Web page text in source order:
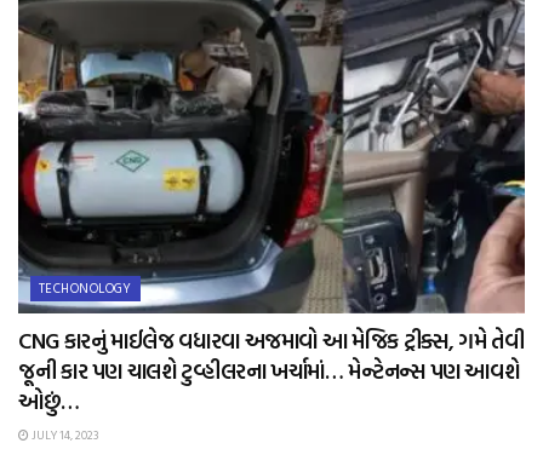
TECHONOLOGY
CNG કારનું માઈલેજ વધારવા અજમાવો આ મેજિક ટ્રીક્સ, ગમે તેવી
જૂની કાર પણ ચાલશે ટુવ્હીલરના ખર્ચામાં… મેન્ટેનન્સ પણ આવશે
ઓછું…
JULY 14, 2023